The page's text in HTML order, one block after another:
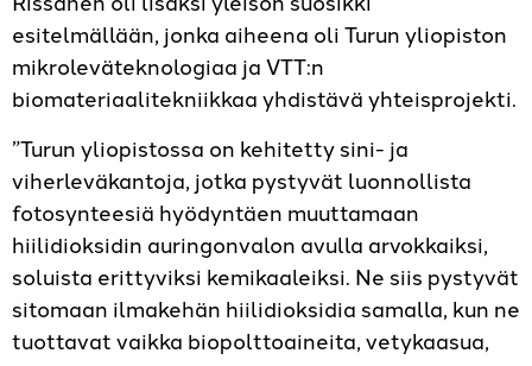
esitelmällään, jonka aiheena oli Turun yliopiston
mikroleväteknologiaa ja VTT:n
biomateriaalitekniikkaa yhdistävä yhteisprojekti.
”Turun yliopistossa on kehitetty sini- ja
viherleväkantoja, jotka pystyvät luonnollista
fotosynteesiä hyödyntäen muuttamaan
hiilidioksidin auringonvalon avulla arvokkaiksi,
soluista erittyviksi kemikaaleiksi. Ne siis pystyvät
sitomaan ilmakehän hiilidioksidia samalla, kun ne
tuottavat vaikka biopolttoaineita, vetykaasua,